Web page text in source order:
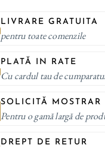
LIVRARE GRATUITA
pentru toate comenzile
PLATĂ IN RATE
Cu cardul tau de
SOLICITĂ MOSTRAR
Pentru o gamă largă de
DREPT DE RETUR